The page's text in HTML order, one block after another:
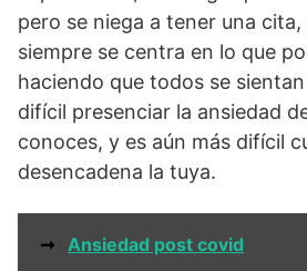
pero se niega a tener una
siempre se centra en lo que
haciendo que todos se
difícil presenciar la ansiedad
conoces, y es aún más difícil
desencadena la tuya.
➞ Ansiedad post covid